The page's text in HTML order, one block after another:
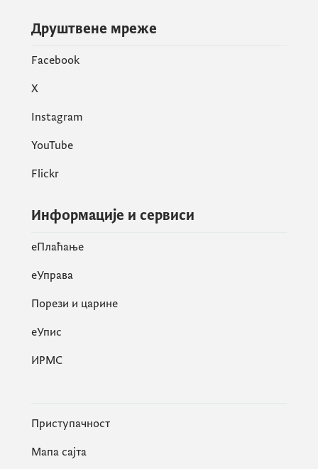
Друштвене мреже
Facebook
X
Instagram
YouTube
Flickr
Информације и сервиси
eПлаћање
еУправа
Порези и царине
eУпис
ИРМС
Приступачност
Мапа сајта